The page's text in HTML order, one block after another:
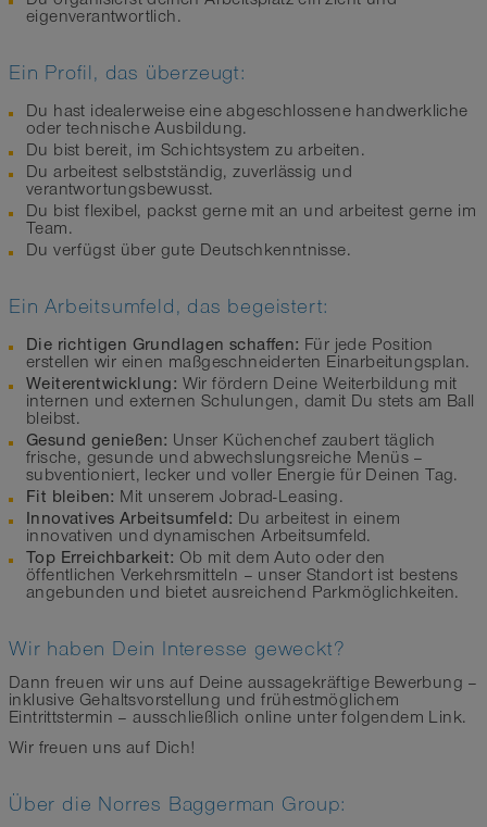
eigenverantwortlich.
Ein Profil, das überzeugt:
Du hast idealerweise eine abgeschlossene handwerkliche
oder technische Ausbildung.
Du bist bereit, im Schichtsystem zu arbeiten.
Du arbeitest selbstständig, zuverlässig und
verantwortungsbewusst.
Du bist flexibel, packst gerne mit an und arbeitest gerne im
Team.
Du verfügst über gute Deutschkenntnisse.
Ein Arbeitsumfeld, das begeistert:
Die richtigen Grundlagen schaffen: Für jede Position
erstellen wir einen maßgeschneiderten Einarbeitungsplan.
Weiterentwicklung: Wir fördern Deine Weiterbildung mit
internen und externen Schulungen, damit Du stets am Ball
bleibst.
Gesund genießen: Unser Küchenchef zaubert täglich
frische, gesunde und abwechslungsreiche Menüs –
subventioniert, lecker und voller Energie für Deinen Tag.
Fit bleiben: Mit unserem Jobrad-Leasing.
Innovatives Arbeitsumfeld: Du arbeitest in einem
innovativen und dynamischen Arbeitsumfeld.
Top Erreichbarkeit: Ob mit dem Auto oder den
öffentlichen Verkehrsmitteln – unser Standort ist bestens
angebunden und bietet ausreichend Parkmöglichkeiten.
Wir haben Dein Interesse geweckt?
Dann freuen wir uns auf Deine aussagekräftige Bewerbung –
inklusive Gehaltsvorstellung und frühestmöglichem
Eintrittstermin – ausschließlich online unter folgendem Link.
Wir freuen uns auf Dich!
Über die Norres Baggerman Group: